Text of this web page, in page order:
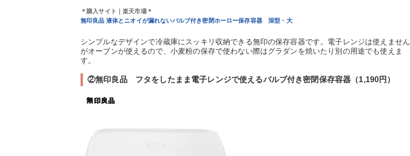
＊購入サイト｜楽天市場＊
無印良品 液体とニオイが漏れないバルブ付き密閉ホーロー保存容器 深型・大
シンプルなデザインで冷蔵庫にスッキリ収納できる無印の保存容器です。電子レンジは使えません
がオーブンが使えるので、小麦粉の保存で使わない際はグラダンを焼いたり別の用途でも使えま
す。
②無印良品 フタをしたまま電子レンジで使えるバルブ付き密閉保存容器（1,190円）